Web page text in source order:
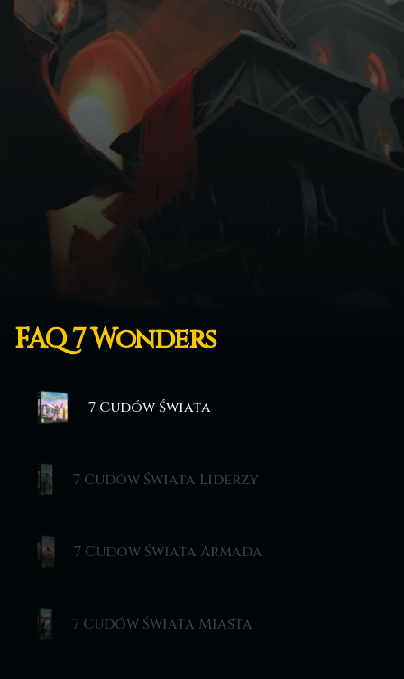
FAQ 7 Wonders
7 Cudów Świata
7 Cudów Świata Liderzy
7 Cudów Świata Armada
7 Cudów Świata Miasta